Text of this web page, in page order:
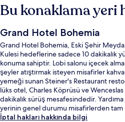
Bu konaklama yeri
Grand Hotel Bohemia
Grand Hotel Bohemia, Eski Şehir
Kulesi hedeflerine sadece 10 dakikalık
konuma sahiptir. Lobi salonu içecek
şeyler atıştırmak isteyen misafirler
yemeği sunan Steiner's Restaurant
lüks otel, Charles Köprüsü ve
dakikalık sürüş mesafesindedir.
yerinin genel durumu misafirlerden tam
yakındadır, Namesti Republiky
İptal hakları hakkında bilgi